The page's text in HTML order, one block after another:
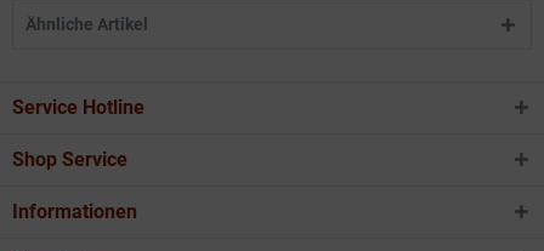
Ähnliche Artikel
Service Hotline
Shop Service
Informationen